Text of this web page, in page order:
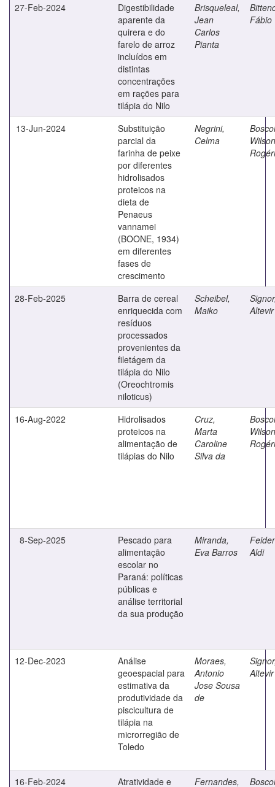
27-Feb-2024
Digestibilidade
aparente da
quirera e do
farelo de arroz
incluídos em
distintas
concentrações
em rações para
tilápia do Nilo
Brisqueleal,
Jean
Carlos
Pianta
Fábio
13-Jun-2024
Substituição
parcial da
farinha de peixe
por diferentes
hidrolisados
proteicos na
dieta de
Penaeus
vannamei
(BOONE, 1934)
em diferentes
fases de
crescimento
Negrini,
Celma
Wilson
28-Feb-2025
Barra de cereal
enriquecida com
resíduos
processados
provenientes da
filetágem da
tilápia do Nilo
(Oreochtromis
niloticus)
Scheibel,
Maiko
Altevir
16-Aug-2022
Hidrolisados
proteicos na
alimentação de
tilápias do Nilo
Cruz,
Marta
Caroline
Silva da
Wilson
8-Sep-2025
Pescado para
alimentação
escolar no
Paraná: políticas
públicas e
análise territorial
da sua produção
Miranda,
Eva Barros
Aldi
12-Dec-2023
Análise
geoespacial para
estimativa da
produtividade da
piscicultura de
tilápia na
microrregião de
Toledo
Moraes,
Antonio
Jose Sousa
de
Altevir
16-Feb-2024 Atratividade e Fernandes,